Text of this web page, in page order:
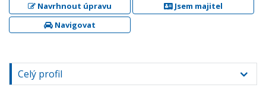
Navrhnout úpravu
Jsem majitel
Navigovat
Celý profil